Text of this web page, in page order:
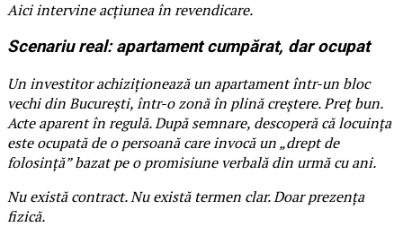
Aici intervine acțiunea în revendicare.
Scenariu real: apartament cumpărat, dar ocupat
Un investitor achiziționează un apartament într-un bloc
vechi din București, într-o zonă în plină creștere. Preț bun.
Acte aparent în regulă. După semnare, descoperă că locuința
este ocupată de o persoană care invocă un „drept de
folosință” bazat pe o promisiune verbală din urmă cu ani.
Nu există contract. Nu există termen clar. Doar prezența
fizică.